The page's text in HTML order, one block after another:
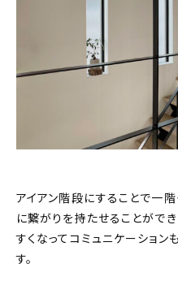
アイアン階段にすることで一階
に繋がりを持たせることがで
すくなってコミュニケーション
す。